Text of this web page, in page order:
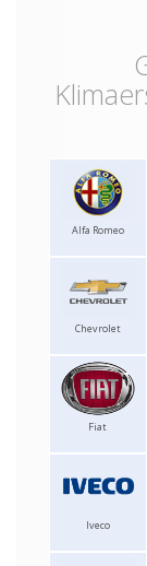
Alfa Romeo
Chevrolet
Fiat
Iveco